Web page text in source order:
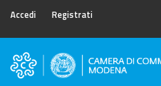
Accedi Registrati
Camera